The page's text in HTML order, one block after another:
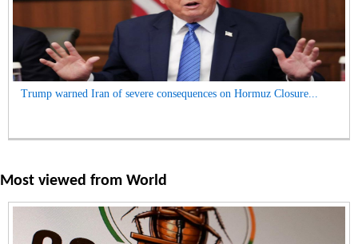
Trump warned Iran of severe consequences on Hormuz Closure...
Most viewed from World